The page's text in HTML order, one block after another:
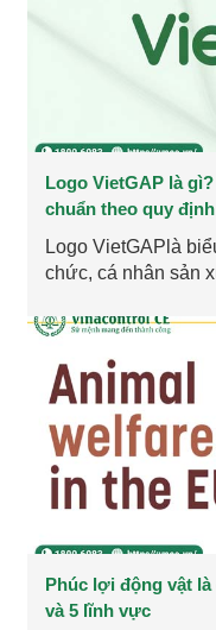
Logo VietGAP là
chuẩn theo quy
Logo VietGAPlà
chức, cá nhân sản
Phúc lợi động vật
và 5 lĩnh vực